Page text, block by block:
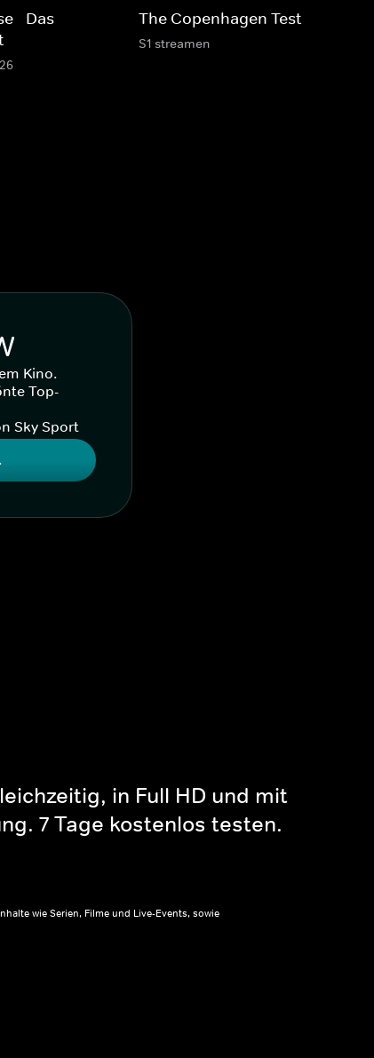
- Das
The Copenhagen Test
S1 streamen
Kino.
Top-
Sky Sport
in Full HD und mit
7 Tage kostenlos testen.
wie Serien, Filme und Live-Events, sowie